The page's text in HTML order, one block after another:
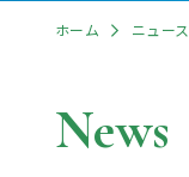
ホーム ニュース
News